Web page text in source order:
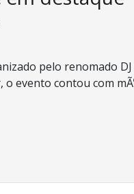
pelo renomado
evento contou com